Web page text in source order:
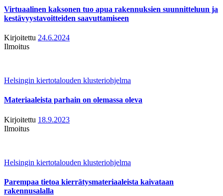
Virtuaalinen kaksonen tuo apua rakennuksien suunnitteluun ja
kestävyystavoitteiden saavuttamiseen
Kirjoitettu 24.6.2024
Ilmoitus
Helsingin kiertotalouden klusteriohjelma
Materiaaleista parhain on olemassa oleva
Kirjoitettu 18.9.2023
Ilmoitus
Helsingin kiertotalouden klusteriohjelma
Parempaa tietoa kierrätysmateriaaleista kaivataan
rakennusalalla